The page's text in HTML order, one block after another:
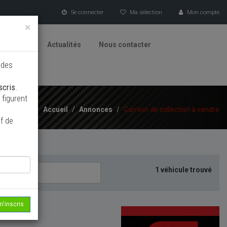
Se connecter Ma sélection Mon compte
Actualités Nous contacter
Accueil / Annonces / Camion de collection à vendre
1 véhicule trouvé
×
.
de